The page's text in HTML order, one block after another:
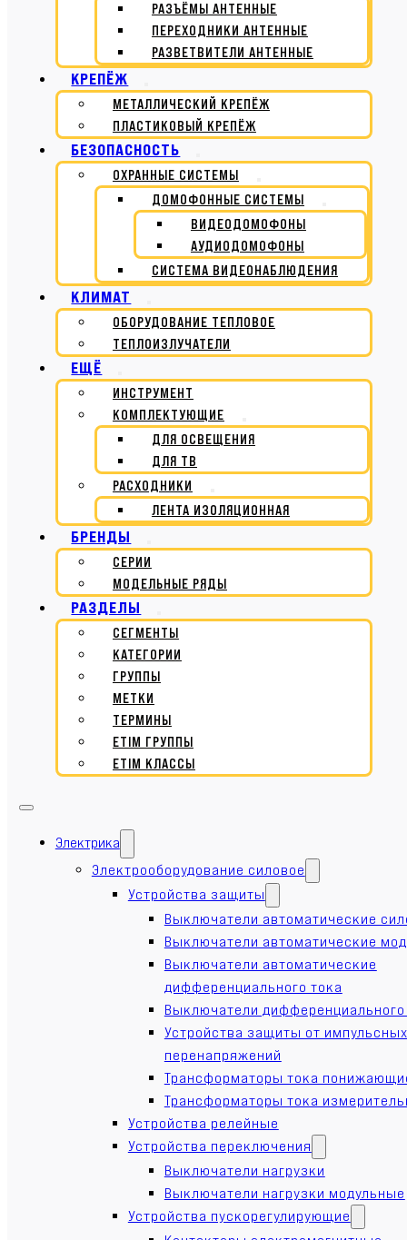
РАЗЪЁМЫ АНТЕННЫЕ
ПЕРЕХОДНИКИ АНТЕННЫЕ
РАЗВЕТВИТЕЛИ АНТЕННЫЕ
КРЕПЁЖ
МЕТАЛЛИЧЕСКИЙ КРЕПЁЖ
ПЛАСТИКОВЫЙ КРЕПЁЖ
БЕЗОПАСНОСТЬ
ОХРАННЫЕ СИСТЕМЫ
ДОМОФОННЫЕ СИСТЕМЫ
ВИДЕОДОМОФОНЫ
АУДИОДОМОФОНЫ
СИСТЕМА ВИДЕОНАБЛЮДЕНИЯ
КЛИМАТ
ОБОРУДОВАНИЕ ТЕПЛОВОЕ
ТЕПЛОИЗЛУЧАТЕЛИ
ЕЩЁ
ИНСТРУМЕНТ
КОМПЛЕКТУЮЩИЕ
ДЛЯ ОСВЕЩЕНИЯ
ДЛЯ ТВ
РАСХОДНИКИ
ЛЕНТА ИЗОЛЯЦИОННАЯ
БРЕНДЫ
СЕРИИ
МОДЕЛЬНЫЕ РЯДЫ
РАЗДЕЛЫ
СЕГМЕНТЫ
КАТЕГОРИИ
ГРУППЫ
МЕТКИ
ТЕРМИНЫ
ETIM ГРУППЫ
ETIM КЛАССЫ
Электрика
Электрооборудование силовое
Устройства защиты
Выключатели автоматические
Выключатели автоматические
Выключатели автоматические
дифференциального тока
Выключатели дифференциального
Устройства защиты от импульсных
перенапряжений
Трансформаторы тока
Трансформаторы тока
Устройства релейные
Устройства переключения
Выключатели нагрузки
Выключатели нагрузки модульные
Устройства пускорегулирующие